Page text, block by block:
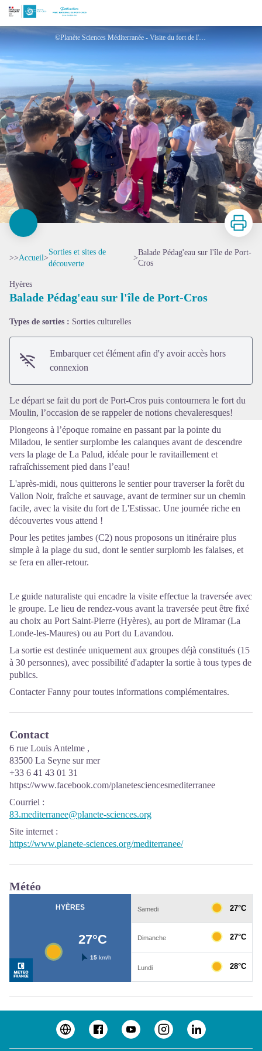
Balade Pédag'eau sur l'île de Port-Cros
©Planète Sciences Méditerranée - Visite du fort de l'Estissac
Voir l'image en plein écran
Imprimer
>>Accueil>
Sorties et sites de
découverte
>
Balade Pédag'eau sur l'île de Port-
Cros
Hyères
Balade Pédag'eau sur l'île de Port-Cros
Types de sorties : Sorties culturelles
Embarquer cet élément afin d'y avoir accès hors
connexion
Le départ se fait du port de Port-Cros puis contournera le fort du
Moulin, l’occasion de se rappeler de notions chevaleresques!
Plongeons à l’époque romaine en passant par la pointe du
Miladou, le sentier surplombe les calanques avant de descendre
vers la plage de La Palud, idéale pour le ravitaillement et
rafraîchissement pied dans l’eau!
L'après-midi, nous quitterons le sentier pour traverser la forêt du
Vallon Noir, fraîche et sauvage, avant de terminer sur un chemin
facile, avec la visite du fort de L'Estissac. Une journée riche en
découvertes vous attend !
Pour les petites jambes (C2) nous proposons un itinéraire plus
simple à la plage du sud, dont le sentier surplomb les falaises, et
se fera en aller-retour.
Le guide naturaliste qui encadre la visite effectue la traversée avec
le groupe. Le lieu de rendez-vous avant la traversée peut être fixé
au choix au Port Saint-Pierre (Hyères), au port de Miramar (La
Londe-les-Maures) ou au Port du Lavandou.
La sortie est destinée uniquement aux groupes déjà constitués (15
à 30 personnes), avec possibilité d'adapter la sortie à tous types de
publics.
Contacter Fanny pour toutes informations complémentaires.
Contact
6 rue Louis Antelme ,
83500 La Seyne sur mer
+33 6 41 43 01 31
https://www.facebook.com/planetesciencesmediterranee
Courriel :
83.mediterranee@planete-sciences.org
Site internet :
https://www.planete-sciences.org/mediterranee/
Météo